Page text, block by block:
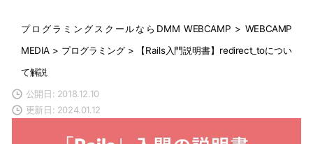
プログラミングスクールならDMM WEBCAMP > WEBCAMP
MEDIA > プログラミング>
【Rails入門説明書】redirect_toについ
て解説
公開日: 2018.12.10
更新日: 2024.01.12